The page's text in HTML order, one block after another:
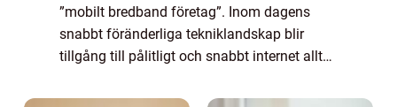
”mobilt bredband företag”. Inom dagens
snabbt föränderliga tekniklandskap blir
tillgång till pålitligt och snabbt internet allt
flexibel och pålitlig l...